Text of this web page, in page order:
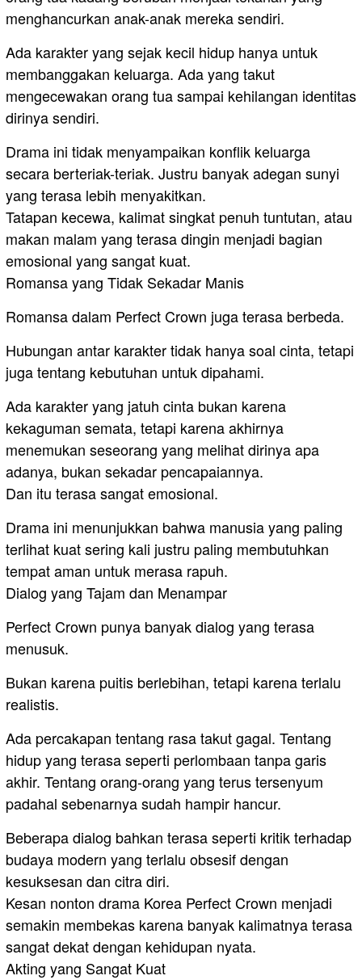
menghancurkan anak-anak mereka sendiri.
Ada karakter yang sejak kecil hidup hanya untuk
membanggakan keluarga. Ada yang takut
mengecewakan orang tua sampai kehilangan identitas
dirinya sendiri.
Drama ini tidak menyampaikan konflik keluarga
secara berteriak-teriak. Justru banyak adegan sunyi
yang terasa lebih menyakitkan.
Tatapan kecewa, kalimat singkat penuh tuntutan, atau
makan malam yang terasa dingin menjadi bagian
emosional yang sangat kuat.
Romansa yang Tidak Sekadar Manis
Romansa dalam Perfect Crown juga terasa berbeda.
Hubungan antar karakter tidak hanya soal cinta, tetapi
juga tentang kebutuhan untuk dipahami.
Ada karakter yang jatuh cinta bukan karena
kekaguman semata, tetapi karena akhirnya
menemukan seseorang yang melihat dirinya apa
adanya, bukan sekadar pencapaiannya.
Dan itu terasa sangat emosional.
Drama ini menunjukkan bahwa manusia yang paling
terlihat kuat sering kali justru paling membutuhkan
tempat aman untuk merasa rapuh.
Dialog yang Tajam dan Menampar
Perfect Crown punya banyak dialog yang terasa
menusuk.
Bukan karena puitis berlebihan, tetapi karena terlalu
realistis.
Ada percakapan tentang rasa takut gagal. Tentang
hidup yang terasa seperti perlombaan tanpa garis
akhir. Tentang orang-orang yang terus tersenyum
padahal sebenarnya sudah hampir hancur.
Beberapa dialog bahkan terasa seperti kritik terhadap
budaya modern yang terlalu obsesif dengan
kesuksesan dan citra diri.
Kesan nonton drama Korea Perfect Crown menjadi
semakin membekas karena banyak kalimatnya terasa
sangat dekat dengan kehidupan nyata.
Akting yang Sangat Kuat